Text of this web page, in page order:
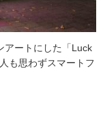
アートにした「Luck
も思わずスマートフ